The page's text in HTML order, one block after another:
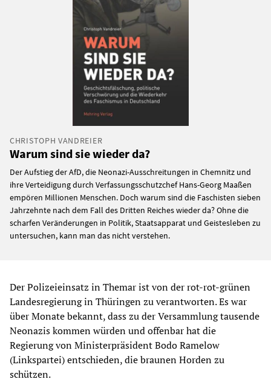
CHRISTOPH VANDREIER
Warum sind sie wieder da?
Der Aufstieg der AfD, die Neonazi-Ausschreitungen in Chemnitz und
ihre Verteidigung durch Verfassungsschutzchef Hans-Georg Maaßen
empören Millionen Menschen. Doch warum sind die Faschisten sieben
Jahrzehnte nach dem Fall des Dritten Reiches wieder da? Ohne die
scharfen Veränderungen in Politik, Staatsapparat und Geistesleben zu
untersuchen, kann man das nicht verstehen.
Der Polizeieinsatz in Themar ist von der rot-rot-grünen
Landesregierung in Thüringen zu verantworten. Es war
über Monate bekannt, dass zu der Versammlung tausende
Neonazis kommen würden und offenbar hat die
Regierung von Ministerpräsident Bodo Ramelow
(Linkspartei) entschieden, die braunen Horden zu
schützen.